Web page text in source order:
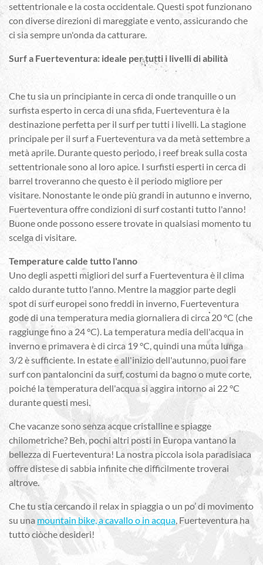
settentrionale e la costa occidentale. Questi spot funzionano
con diverse direzioni di mareggiate e vento, assicurando che
ci sia sempre un'onda da catturare.
Surf a Fuerteventura: ideale per tutti i livelli di abilità
Che tu sia un principiante in cerca di onde tranquille o un
surfista esperto in cerca di una sfida, Fuerteventura è la
destinazione perfetta per il surf per tutti i livelli. La stagione
principale per il surf a Fuerteventura va da metà settembre a
metà aprile. Durante questo periodo, i reef break sulla costa
settentrionale sono al loro apice. I surfisti esperti in cerca di
barrel troveranno che questo è il periodo migliore per
visitare. Nonostante le onde più grandi in autunno e inverno,
Fuerteventura offre condizioni di surf costanti tutto l'anno!
Buone onde possono essere trovate in qualsiasi momento tu
scelga di visitare.
Temperature calde tutto l'anno
Uno degli aspetti migliori del surf a Fuerteventura è il clima
caldo durante tutto l'anno. Mentre la maggior parte degli
spot di surf europei sono freddi in inverno, Fuerteventura
gode di una temperatura media giornaliera di circa 20 °C (che
raggiunge fino a 24 °C). La temperatura media dell'acqua in
inverno e primavera è di circa 19 °C, quindi una muta lunga
3/2 è sufficiente. In estate e all'inizio dell'autunno, puoi fare
surf con pantaloncini da surf, costumi da bagno o mute corte,
poiché la temperatura dell'acqua si aggira intorno ai 22 °C
durante questi mesi.
Che vacanze sono senza acque cristalline e spiagge
chilometriche? Beh, pochi altri posti in Europa vantano la
bellezza di Fuerteventura! La nostra piccola isola paradisiaca
offre distese di sabbia infinite che difficilmente troverai
altrove.
Che tu stia cercando il relax in spiaggia o un po’ di movimento
su una mountain bike, a cavallo o in acqua, Fuerteventura ha
tutto ciòche desideri!